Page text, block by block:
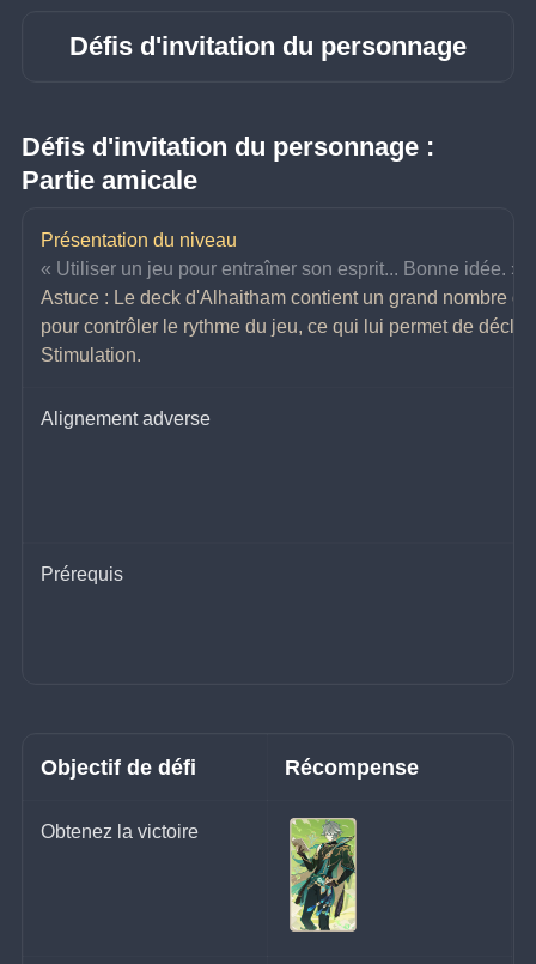
Défis d'invitation du personnage
Défis d'invitation du personnage :
Partie amicale
Présentation du niveau
« Utiliser un jeu pour entraîner son esprit... Bonne idée. »
Astuce : Le deck d'Alhaitham contient un grand nombre
pour contrôler le rythme du jeu, ce qui lui permet de
Stimulation.
Alignement adverse
Prérequis
Objectif de défi Récompense
Obtenez la victoire